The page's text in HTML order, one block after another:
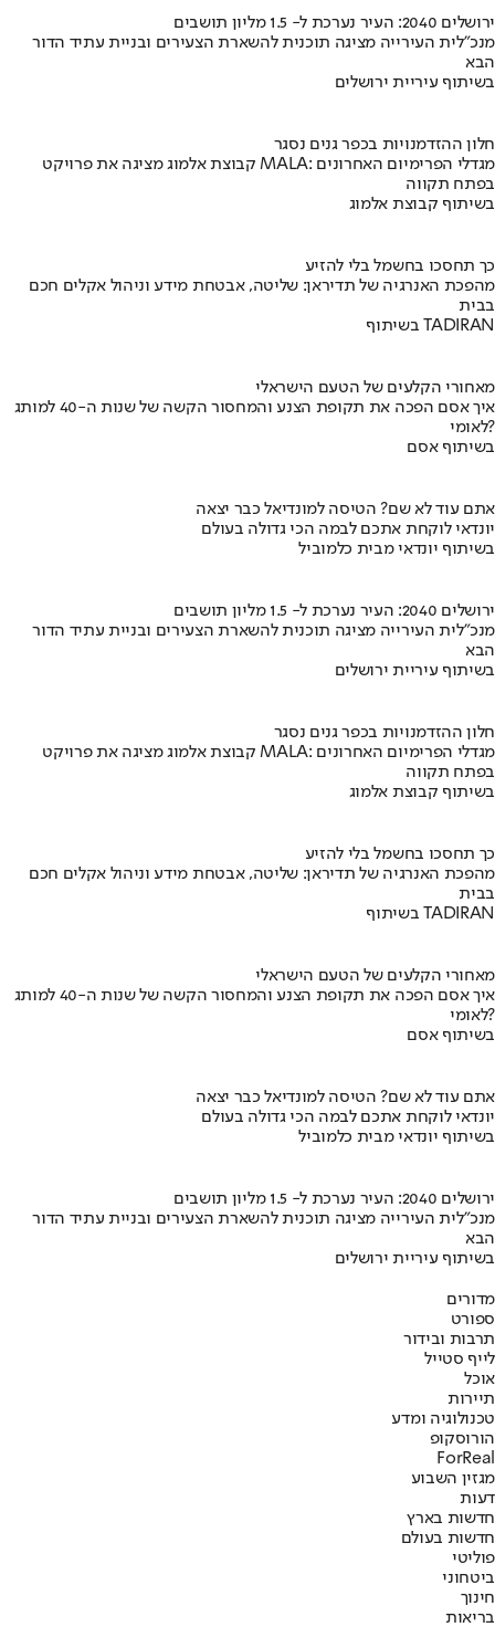
ירושלים 2040: העיר נערכת ל- 1.5 מליון תושבים
מנכ"לית העירייה מציגה תוכנית להשארת הצעירים ובניית עתיד הדור
הבא
בשיתוף עיריית ירושלים
חלון ההזדמנויות בכפר גנים נסגר
קבוצת אלמוג מציגה את פרויקט MALA: מגדלי הפרימיום האחרונים
בפתח תקווה
בשיתוף קבוצת אלמוג
כך תחסכו בחשמל בלי להזיע
מהפכת האנרגיה של תדיראן: שליטה, אבטחת מידע וניהול אקלים חכם
בבית
בשיתוף TADIRAN
מאחורי הקלעים של הטעם הישראלי
איך אסם הפכה את תקופת הצנע והמחסור הקשה של שנות ה-40 למותג
לאומי?
בשיתוף אסם
אתם עוד לא שם? הטיסה למונדיאל כבר יצאה
יונדאי לוקחת אתכם לבמה הכי גדולה בעולם
בשיתוף יונדאי מבית כלמוביל
ירושלים 2040: העיר נערכת ל- 1.5 מליון תושבים
מנכ"לית העירייה מציגה תוכנית להשארת הצעירים ובניית עתיד הדור
הבא
בשיתוף עיריית ירושלים
חלון ההזדמנויות בכפר גנים נסגר
קבוצת אלמוג מציגה את פרויקט MALA: מגדלי הפרימיום האחרונים
בפתח תקווה
בשיתוף קבוצת אלמוג
כך תחסכו בחשמל בלי להזיע
מהפכת האנרגיה של תדיראן: שליטה, אבטחת מידע וניהול אקלים חכם
בבית
בשיתוף TADIRAN
מאחורי הקלעים של הטעם הישראלי
איך אסם הפכה את תקופת הצנע והמחסור הקשה של שנות ה-40 למותג
לאומי?
בשיתוף אסם
אתם עוד לא שם? הטיסה למונדיאל כבר יצאה
יונדאי לוקחת אתכם לבמה הכי גדולה בעולם
בשיתוף יונדאי מבית כלמוביל
ירושלים 2040: העיר נערכת ל- 1.5 מליון תושבים
מנכ"לית העירייה מציגה תוכנית להשארת הצעירים ובניית עתיד הדור
הבא
בשיתוף עיריית ירושלים
מדורים
ספורט
תרבות ובידור
לייף סטייל
אוכל
תיירות
טכנולוגיה ומדע
הורוסקופ
ForReal
מגזין השבוע
דעות
חדשות בארץ
חדשות בעולם
פוליטי
ביטחוני
חינוך
בריאות